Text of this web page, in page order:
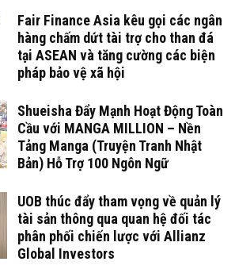
Fair Finance Asia kêu gọi các ngân
hàng chấm dứt tài trợ cho than đá
tại ASEAN và tăng cường các biện
pháp bảo vệ xã hội
Shueisha Đẩy Mạnh Hoạt Động Toàn
Cầu với MANGA MILLION – Nền
Tảng Manga (Truyện Tranh Nhật
Bản) Hỗ Trợ 100 Ngôn Ngữ
UOB thúc đẩy tham vọng về quản lý
tài sản thông qua quan hệ đối tác
phân phối chiến lược với Allianz
Global Investors